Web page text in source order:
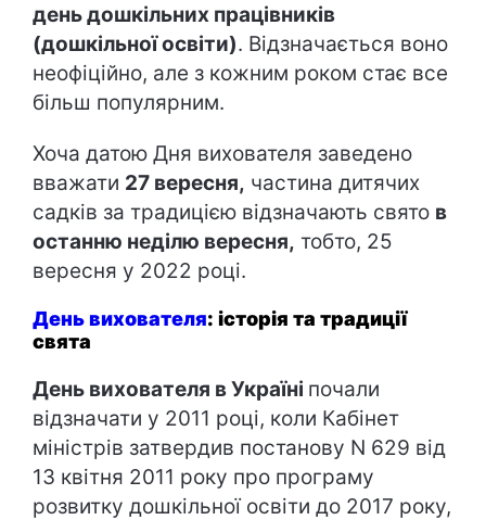
день дошкільних працівників
(дошкільної освіти). Відзначається воно
неофіційно, але з кожним роком стає все
більш популярним.
Хоча датою Дня вихователя заведено
вважати 27 вересня, частина дитячих
садків за традицією відзначають свято в
останню неділю вересня, тобто, 25
вересня у 2022 році.
День вихователя: історія та традиції
свята
День вихователя в Україні почали
відзначати у 2011 році, коли Кабінет
міністрів затвердив постанову N 629 від
13 квітня 2011 року про програму
розвитку дошкільної освіти до 2017 року,